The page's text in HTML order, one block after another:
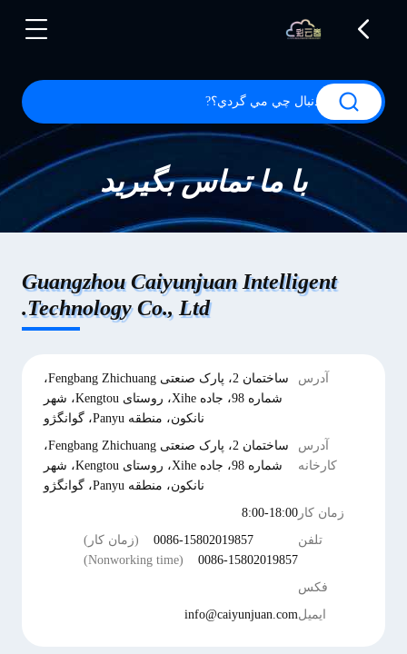
با ما تماس بگیرید
Guangzhou Caiyunjuan Intelligent
Technology Co., Ltd.
آدرس
ساختمان 2، پارک صنعتی Fengbang Zhichuang،
شماره 98، جاده Xihe، روستای Kengtou، شهر
نانکون، منطقه Panyu، گوانگژو
آدرس
کارخانه
ساختمان 2، پارک صنعتی Fengbang Zhichuang،
شماره 98، جاده Xihe، روستای Kengtou، شهر
نانکون، منطقه Panyu، گوانگژو
زمان کار 8:00-18:00
تلفن
0086-15802019857
(زمان کار)
0086-15802019857
(Nonworking time)
فکس
ایمیلinfo@caiyunjuan.com